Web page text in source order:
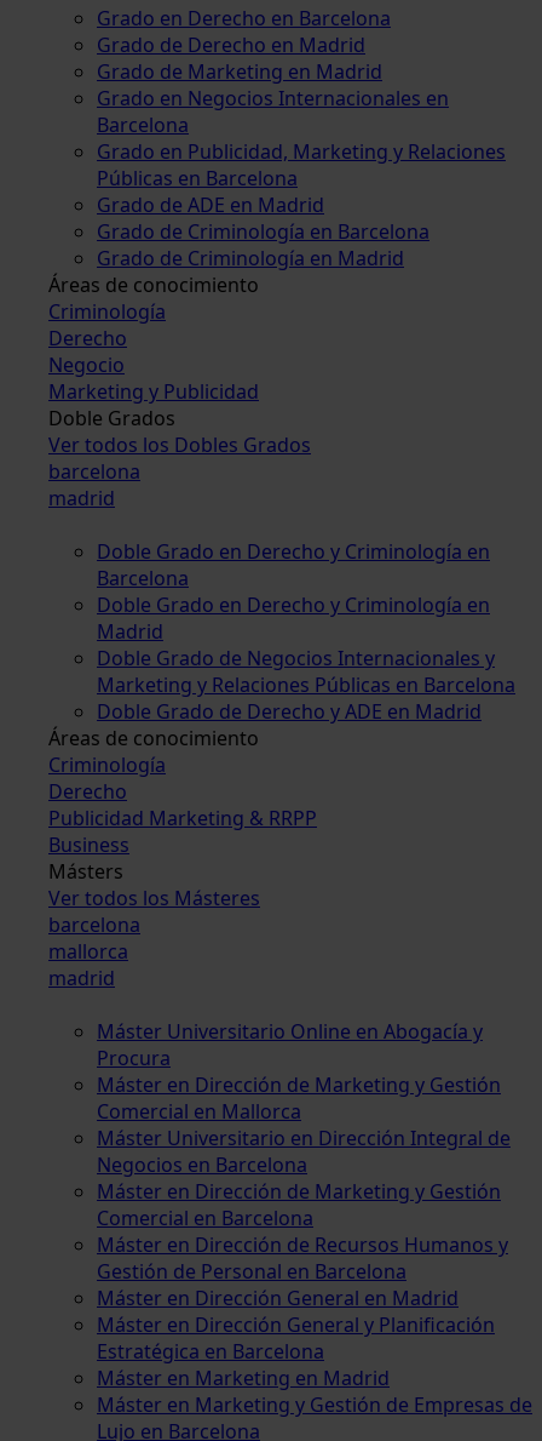
Grado en Derecho en Barcelona
Grado de Derecho en Madrid
Grado de Marketing en Madrid
Grado en Negocios Internacionales en
Barcelona
Grado en Publicidad, Marketing y Relaciones
Públicas en Barcelona
Grado de ADE en Madrid
Grado de Criminología en Barcelona
Grado de Criminología en Madrid
Áreas de conocimiento
Criminología
Derecho
Negocio
Marketing y Publicidad
Doble Grados
Ver todos los Dobles Grados
barcelona
madrid
Doble Grado en Derecho y Criminología en
Barcelona
Doble Grado en Derecho y Criminología en
Madrid
Doble Grado de Negocios Internacionales y
Marketing y Relaciones Públicas en Barcelona
Doble Grado de Derecho y ADE en Madrid
Áreas de conocimiento
Criminología
Derecho
Publicidad Marketing & RRPP
Business
Másters
Ver todos los Másteres
barcelona
mallorca
madrid
Máster Universitario Online en Abogacía y
Procura
Máster en Dirección de Marketing y Gestión
Comercial en Mallorca
Máster Universitario en Dirección Integral de
Negocios en Barcelona
Máster en Dirección de Marketing y Gestión
Comercial en Barcelona
Máster en Dirección de Recursos Humanos y
Gestión de Personal en Barcelona
Máster en Dirección General en Madrid
Máster en Dirección General y Planificación
Estratégica en Barcelona
Máster en Marketing en Madrid
Máster en Marketing y Gestión de Empresas de
Lujo en Barcelona